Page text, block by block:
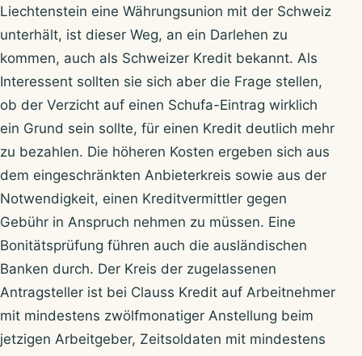
Liechtenstein eine Währungsunion mit der Schweiz
unterhält, ist dieser Weg, an ein Darlehen zu
kommen, auch als Schweizer Kredit bekannt. Als
Interessent sollten sie sich aber die Frage stellen,
ob der Verzicht auf einen Schufa-Eintrag wirklich
ein Grund sein sollte, für einen Kredit deutlich mehr
zu bezahlen. Die höheren Kosten ergeben sich aus
dem eingeschränkten Anbieterkreis sowie aus der
Notwendigkeit, einen Kreditvermittler gegen
Gebühr in Anspruch nehmen zu müssen. Eine
Bonitätsprüfung führen auch die ausländischen
Banken durch. Der Kreis der zugelassenen
Antragsteller ist bei Clauss Kredit auf Arbeitnehmer
mit mindestens zwölfmonatiger Anstellung beim
jetzigen Arbeitgeber, Zeitsoldaten mit mindestens